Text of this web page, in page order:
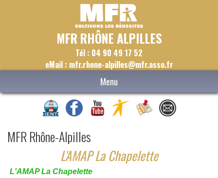
MFR RHÔNE ALPILLES
Tél : 04 90 49 17 52
eMail : mfr.rhone-alpilles@mfr.asso.fr
Menu
MFR Rhône-Alpilles
L'AMAP La Chapelette
L'AMAP La Chapelette